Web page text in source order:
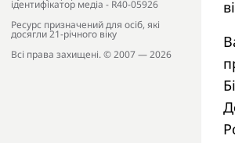
ідентифікатор медіа - R40-05926
Ресурс призначений для осіб, які
досягли 21-річного віку
Всі права захищені. © 2007 — 2026